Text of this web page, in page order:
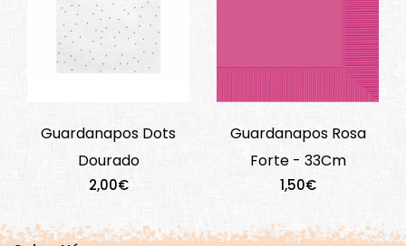
Guardanapos Dots
Dourado
2,00€
Guardanapos Rosa
Forte - 33Cm
1,50€